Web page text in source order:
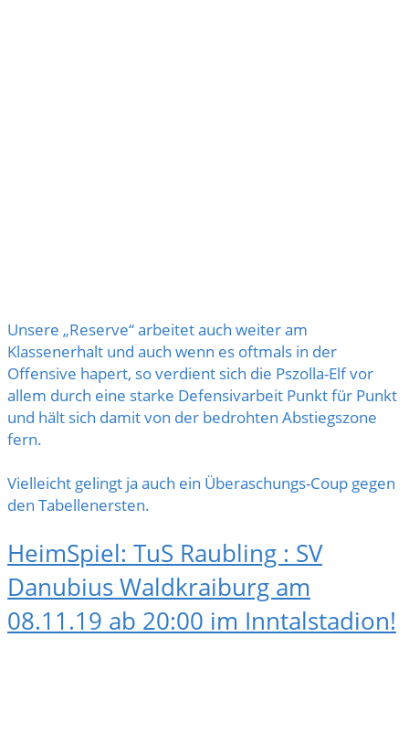
Unsere „Reserve“ arbeitet auch weiter am
Klassenerhalt und auch wenn es oftmals in der
Offensive hapert, so verdient sich die Pszolla-Elf vor
allem durch eine starke Defensivarbeit Punkt für Punkt
und hält sich damit von der bedrohten Abstiegszone
fern.
Vielleicht gelingt ja auch ein Überaschungs-Coup gegen
den Tabellenersten.
HeimSpiel: TuS Raubling : SV
Danubius Waldkraiburg am
08.11.19 ab 20:00 im Inntalstadion!